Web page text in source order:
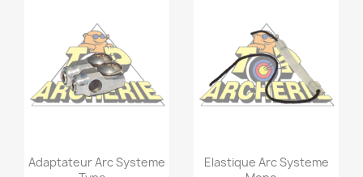
Adaptateur Arc Systeme
Elastique Arc Systeme